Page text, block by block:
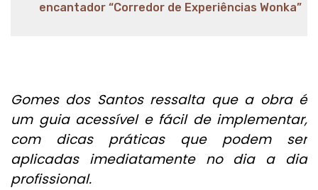
encantador “Corredor de Experiências Wonka”
Gomes dos Santos ressalta que a obra é
um guia acessível e fácil de implementar,
com dicas práticas que podem ser
aplicadas imediatamente no dia a dia
profissional.